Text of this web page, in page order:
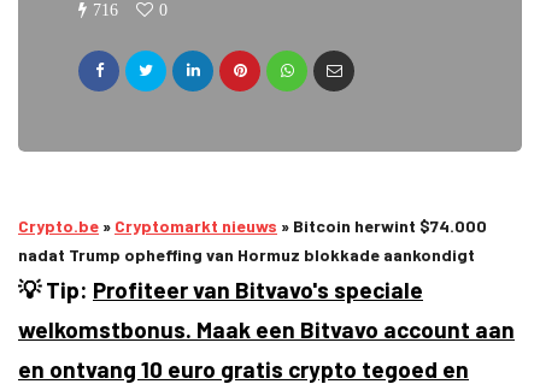
716 0
Crypto.be » Cryptomarkt nieuws » Bitcoin herwint $74.000
nadat Trump opheffing van Hormuz blokkade aankondigt
💡 Tip: Profiteer van Bitvavo's speciale
welkomstbonus. Maak een Bitvavo account aan
en ontvang 10 euro gratis crypto tegoed en